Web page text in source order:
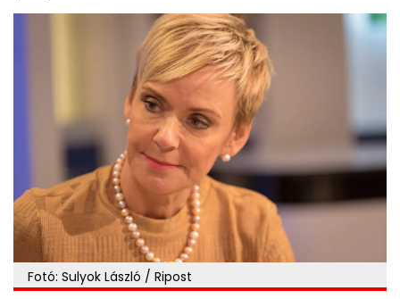
Fotó: Sulyok László / Ripost